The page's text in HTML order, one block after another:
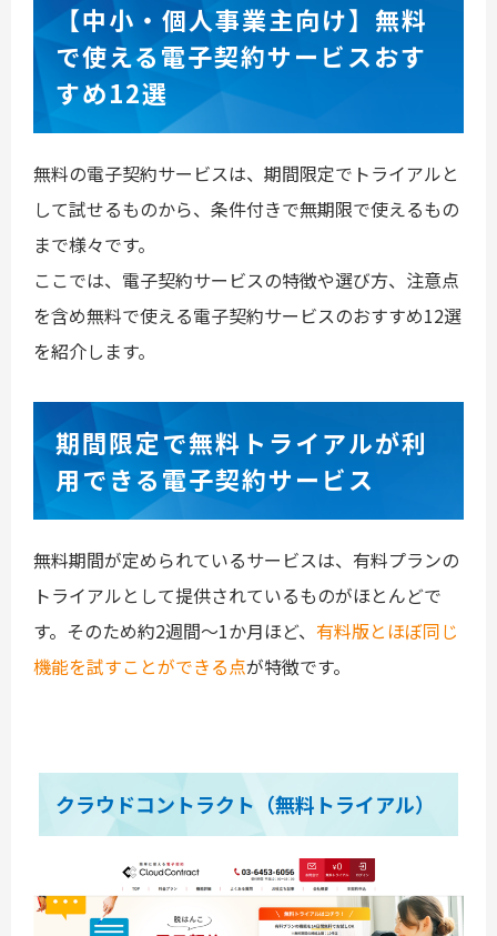
【中小・個人事業主向け】無料
で使える電子契約サービスおす
すめ12選
無料の電子契約サービスは、期間限定でトライアルと
して試せるものから、条件付きで無期限で使えるもの
まで様々です。
ここでは、電子契約サービスの特徴や選び方、注意点
を含め無料で使える電子契約サービスのおすすめ12選
を紹介します。
期間限定で無料トライアルが利
用できる電子契約サービス
無料期間が定められているサービスは、有料プランの
トライアルとして提供されているものがほとんどで
す。そのため約2週間〜1か月ほど、 有料版とほぼ同じ
機能を試すことができる点が特徴です。
クラウドコントラクト（無料トライアル）